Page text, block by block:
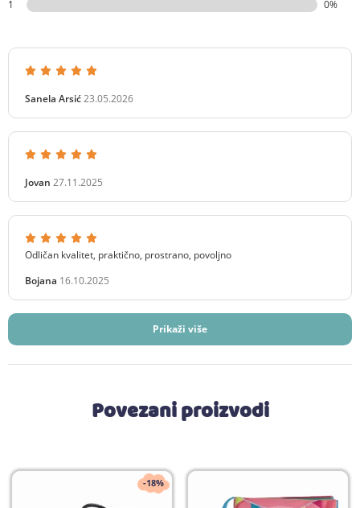
1 0%
Sanela Arsić23.05.2026
Jovan 27.11.2025
Odličan kvalitet, praktično, prostrano, povoljno
Bojana 16.10.2025
Prikaži više
Povezani proizvodi
-18%